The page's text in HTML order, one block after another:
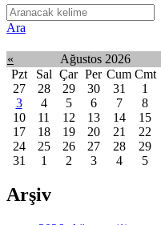
Ara
« Ağustos 2026
Pzt
Sal Çar Per Cum Cmt
27
28 29 30 31 1
3
4 5 6 7 8
10
11 12 13 14 15
17
18 19 20 21 22
24
25 26 27 28 29
31
1 2 3 4 5
Arşiv